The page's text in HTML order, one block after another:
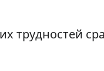
трудностей